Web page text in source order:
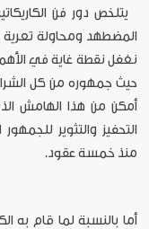
يتلخص دور فن
المضطهد ومحاولة تعرية
نغفل نقطة غاية في
حيث جمهوره من كل
أمكن من هذا الهامش
التحفيز والتثوير
منذ خمسة عقود.
أما بالنسبة لما قام به